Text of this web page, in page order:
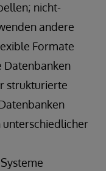
nicht-
andere
Formate
Datenbanken
strukturierte
unterschiedlicher